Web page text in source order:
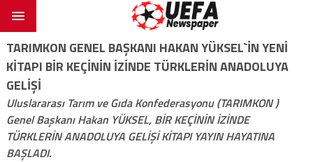
TARIMKON GENEL BAŞKANI HAKAN YÜKSEL`İN YENİ
KİTAPI BİR KEÇİNİN İZİNDE TÜRKLERİN ANADOLUYA
GELİŞİ
Uluslararası Tarım ve Gıda Konfederasyonu (TARIMKON )
Genel Başkanı Hakan YÜKSEL, BİR KEÇİNİN İZİNDE
TÜRKLERİN ANADOLUYA GELİŞİ KİTAPI YAYIN HAYATINA
BAŞLADI.